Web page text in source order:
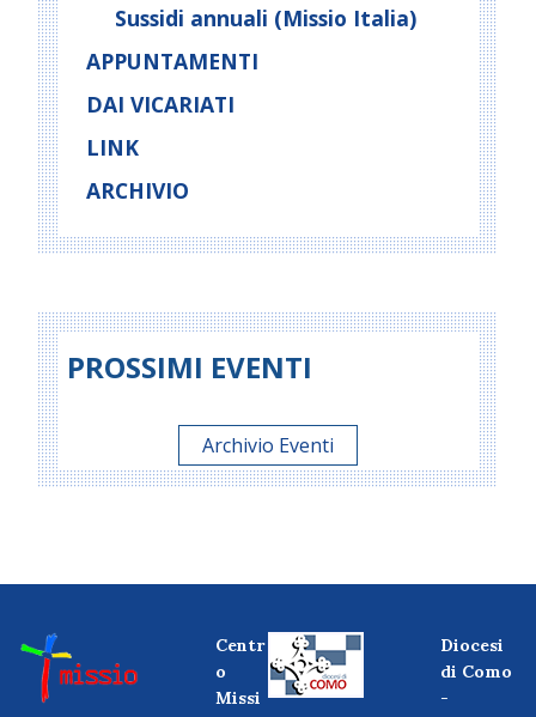
Sussidi annuali (Missio Italia)
APPUNTAMENTI
DAI VICARIATI
LINK
ARCHIVIO
PROSSIMI EVENTI
Archivio Eventi
Centr
o
Missi
Diocesi
di Como
-